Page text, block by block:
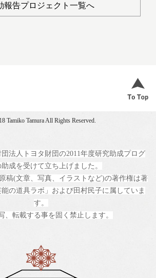
報告プロジェクト一覧へ
Tamiko Tamura All Rights Reserved.
法人トヨタ財団の2011年度研究助成プログ
成を受けて立ち上げました。
稿(文章、写真、イラストなど)の著作権は著
の道具ラボ」および田村民子に属していま
す。
、転載する事を固く禁止します。